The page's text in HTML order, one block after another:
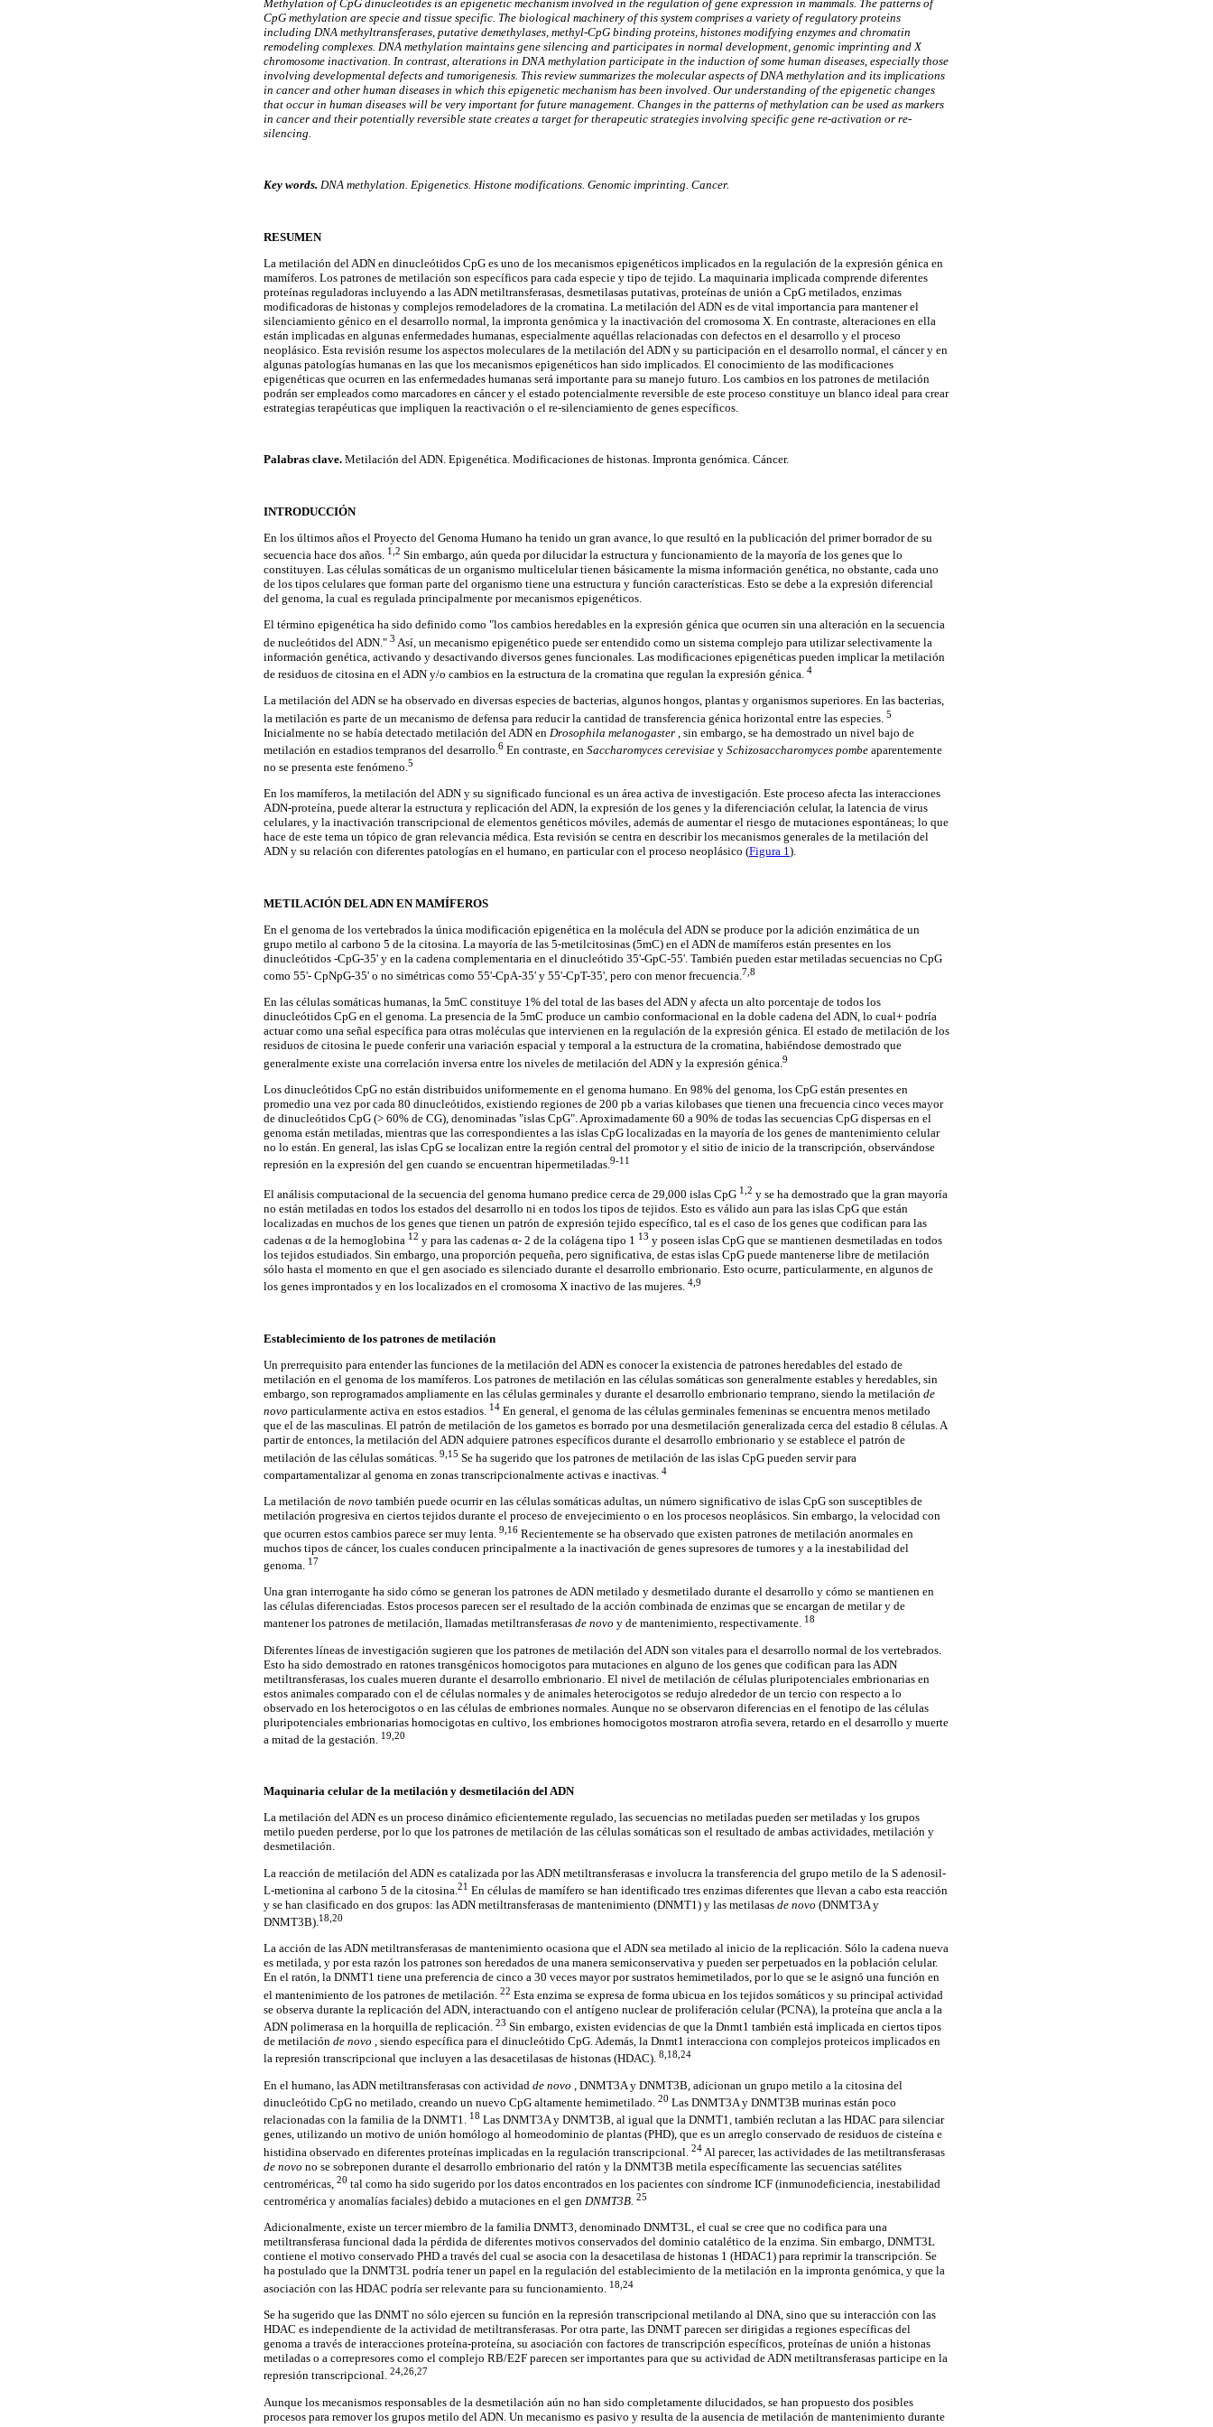
Methylation of CpG dinucleotides is an epigenetic mechanism involved in the regulation of gene expression in mammals. The patterns of
CpG methylation are specie and tissue specific. The biological machinery of this system comprises a variety of regulatory proteins
including DNA methyltransferases, putative demethylases, methyl-CpG binding proteins, histones modifying enzymes and chromatin
remodeling complexes. DNA methylation maintains gene silencing and participates in normal development, genomic imprinting and X
chromosome inactivation. In contrast, alterations in DNA methylation participate in the induction of some human diseases, especially those
involving developmental defects and tumorigenesis. This review summarizes the molecular aspects of DNA methylation and its implications
in cancer and other human diseases in which this epigenetic mechanism has been involved. Our understanding of the epigenetic changes
that occur in human diseases will be very important for future management. Changes in the patterns of methylation can be used as markers
in cancer and their potentially reversible state creates a target for therapeutic strategies involving specific gene re-activation or re-
silencing.
Key words. DNA methylation. Epigenetics. Histone modifications. Genomic imprinting. Cancer.
RESUMEN
La metilación del ADN en dinucleótidos CpG es uno de los mecanismos epigenéticos implicados en la regulación de la expresión génica en
mamíferos. Los patrones de metilación son específicos para cada especie y tipo de tejido. La maquinaria implicada comprende diferentes
proteínas reguladoras incluyendo a las ADN metiltransferasas, desmetilasas putativas, proteínas de unión a CpG metilados, enzimas
modificadoras de histonas y complejos remodeladores de la cromatina. La metilación del ADN es de vital importancia para mantener el
silenciamiento génico en el desarrollo normal, la impronta genómica y la inactivación del cromosoma X. En contraste, alteraciones en ella
están implicadas en algunas enfermedades humanas, especialmente aquéllas relacionadas con defectos en el desarrollo y el proceso
neoplásico. Esta revisión resume los aspectos moleculares de la metilación del ADN y su participación en el desarrollo normal, el cáncer y en
algunas patologías humanas en las que los mecanismos epigenéticos han sido implicados. El conocimiento de las modificaciones
epigenéticas que ocurren en las enfermedades humanas será importante para su manejo futuro. Los cambios en los patrones de metilación
podrán ser empleados como marcadores en cáncer y el estado potencialmente reversible de este proceso constituye un blanco ideal para crear
estrategias terapéuticas que impliquen la reactivación o el re-silenciamiento de genes específicos.
Palabras clave. Metilación del ADN. Epigenética. Modificaciones de histonas. Impronta genómica. Cáncer.
INTRODUCCIÓN
En los últimos años el Proyecto del Genoma Humano ha tenido un gran avance, lo que resultó en la publicación del primer borrador de su
secuencia hace dos años. 1,2 Sin embargo, aún queda por dilucidar la estructura y funcionamiento de la mayoría de los genes que lo
constituyen. Las células somáticas de un organismo multicelular tienen básicamente la misma información genética, no obstante, cada uno
de los tipos celulares que forman parte del organismo tiene una estructura y función características. Esto se debe a la expresión diferencial
del genoma, la cual es regulada principalmente por mecanismos epigenéticos.
El término epigenética ha sido definido como "los cambios heredables en la expresión génica que ocurren sin una alteración en la secuencia
de nucleótidos del ADN." 3 Así, un mecanismo epigenético puede ser entendido como un sistema complejo para utilizar selectivamente la
información genética, activando y desactivando diversos genes funcionales. Las modificaciones epigenéticas pueden implicar la metilación
de residuos de citosina en el ADN y/o cambios en la estructura de la cromatina que regulan la expresión génica. 4
La metilación del ADN se ha observado en diversas especies de bacterias, algunos hongos, plantas y organismos superiores. En las bacterias,
la metilación es parte de un mecanismo de defensa para reducir la cantidad de transferencia génica horizontal entre las especies. 5
Inicialmente no se había detectado metilación del ADN en Drosophila melanogaster , sin embargo, se ha demostrado un nivel bajo de
metilación en estadios tempranos del desarrollo. 6 En contraste, en Saccharomyces cerevisiae y Schizosaccharomyces pombe aparentemente
no se presenta este fenómeno.5
En los mamíferos, la metilación del ADN y su significado funcional es un área activa de investigación. Este proceso afecta las interacciones
ADN-proteína, puede alterar la estructura y replicación del ADN, la expresión de los genes y la diferenciación celular, la latencia de virus
celulares, y la inactivación transcripcional de elementos genéticos móviles, además de aumentar el riesgo de mutaciones espontáneas; lo que
hace de este tema un tópico de gran relevancia médica. Esta revisión se centra en describir los mecanismos generales de la metilación del
ADN y su relación con diferentes patologías en el humano, en particular con el proceso neoplásico (Figura 1).
METILACIÓN DEL ADN EN MAMÍFEROS
En el genoma de los vertebrados la única modificación epigenética en la molécula del ADN se produce por la adición enzimática de un
grupo metilo al carbono 5 de la citosina. La mayoría de las 5-metilcitosinas (5mC) en el ADN de mamíferos están presentes en los
dinucleótidos -CpG-35' y en la cadena complementaria en el dinucleótido 35'-GpC-55'. También pueden estar metiladas secuencias no CpG
como 55'- CpNpG-35' o no simétricas como 55'-CpA-35' y 55'-CpT-35', pero con menor frecuencia.7,8
En las células somáticas humanas, la 5mC constituye 1% del total de las bases del ADN y afecta un alto porcentaje de todos los
dinucleótidos CpG en el genoma. La presencia de la 5mC produce un cambio conformacional en la doble cadena del ADN, lo cual+ podría
actuar como una señal específica para otras moléculas que intervienen en la regulación de la expresión génica. El estado de metilación de los
residuos de citosina le puede conferir una variación espacial y temporal a la estructura de la cromatina, habiéndose demostrado que
generalmente existe una correlación inversa entre los niveles de metilación del ADN y la expresión génica. 9
Los dinucleótidos CpG no están distribuidos uniformemente en el genoma humano. En 98% del genoma, los CpG están presentes en
promedio una vez por cada 80 dinucleótidos, existiendo regiones de 200 pb a varias kilobases que tienen una frecuencia cinco veces mayor
de dinucleótidos CpG (> 60% de CG), denominadas "islas CpG". Aproximadamente 60 a 90% de todas las secuencias CpG dispersas en el
genoma están metiladas, mientras que las correspondientes a las islas CpG localizadas en la mayoría de los genes de mantenimiento celular
no lo están. En general, las islas CpG se localizan entre la región central del promotor y el sitio de inicio de la transcripción, observándose
represión en la expresión del gen cuando se encuentran hipermetiladas.9-11
El análisis computacional de la secuencia del genoma humano predice cerca de 29,000 islas CpG 1,2 y se ha demostrado que la gran mayoría
no están metiladas en todos los estados del desarrollo ni en todos los tipos de tejidos. Esto es válido aun para las islas CpG que están
localizadas en muchos de los genes que tienen un patrón de expresión tejido específico, tal es el caso de los genes que codifican para las
cadenas α de la hemoglobina 12 y para las cadenas α- 2 de la colágena tipo 1 13 y poseen islas CpG que se mantienen desmetiladas en todos
los tejidos estudiados. Sin embargo, una proporción pequeña, pero significativa, de estas islas CpG puede mantenerse libre de metilación
sólo hasta el momento en que el gen asociado es silenciado durante el desarrollo embrionario. Esto ocurre, particularmente, en algunos de
los genes improntados y en los localizados en el cromosoma X inactivo de las mujeres. 4,9
Establecimiento de los patrones de metilación
Un prerrequisito para entender las funciones de la metilación del ADN es conocer la existencia de patrones heredables del estado de
metilación en el genoma de los mamíferos. Los patrones de metilación en las células somáticas son generalmente estables y heredables, sin
embargo, son reprogramados ampliamente en las células germinales y durante el desarrollo embrionario temprano, siendo la metilación de
novo particularmente activa en estos estadios. 14 En general, el genoma de las células germinales femeninas se encuentra menos metilado
que el de las masculinas. El patrón de metilación de los gametos es borrado por una desmetilación generalizada cerca del estadio 8 células. A
partir de entonces, la metilación del ADN adquiere patrones específicos durante el desarrollo embrionario y se establece el patrón de
metilación de las células somáticas. 9,15 Se ha sugerido que los patrones de metilación de las islas CpG pueden servir para
compartamentalizar al genoma en zonas transcripcionalmente activas e inactivas. 4
La metilación de novo también puede ocurrir en las células somáticas adultas, un número significativo de islas CpG son susceptibles de
metilación progresiva en ciertos tejidos durante el proceso de envejecimiento o en los procesos neoplásicos. Sin embargo, la velocidad con
que ocurren estos cambios parece ser muy lenta. 9,16 Recientemente se ha observado que existen patrones de metilación anormales en
muchos tipos de cáncer, los cuales conducen principalmente a la inactivación de genes supresores de tumores y a la inestabilidad del
genoma.
17
Una gran interrogante ha sido cómo se generan los patrones de ADN metilado y desmetilado durante el desarrollo y cómo se mantienen en
las células diferenciadas. Estos procesos parecen ser el resultado de la acción combinada de enzimas que se encargan de metilar y de
mantener los patrones de metilación, llamadas metiltransferasas de novo y de mantenimiento, respectivamente. 18
Diferentes líneas de investigación sugieren que los patrones de metilación del ADN son vitales para el desarrollo normal de los vertebrados.
Esto ha sido demostrado en ratones transgénicos homocigotos para mutaciones en alguno de los genes que codifican para las ADN
metiltransferasas, los cuales mueren durante el desarrollo embrionario. El nivel de metilación de células pluripotenciales embrionarias en
estos animales comparado con el de células normales y de animales heterocigotos se redujo alrededor de un tercio con respecto a lo
observado en los heterocigotos o en las células de embriones normales. Aunque no se observaron diferencias en el fenotipo de las células
pluripotenciales embrionarias homocigotas en cultivo, los embriones homocigotos mostraron atrofia severa, retardo en el desarrollo y muerte
a mitad de la gestación.
19,20
Maquinaria celular de la metilación y desmetilación del ADN
La metilación del ADN es un proceso dinámico eficientemente regulado, las secuencias no metiladas pueden ser metiladas y los grupos
metilo pueden perderse, por lo que los patrones de metilación de las células somáticas son el resultado de ambas actividades, metilación y
desmetilación.
La reacción de metilación del ADN es catalizada por las ADN metiltransferasas e involucra la transferencia del grupo metilo de la S adenosil-
L-metionina al carbono 5 de la citosina. 21 En células de mamífero se han identificado tres enzimas diferentes que llevan a cabo esta reacción
y se han clasificado en dos grupos: las ADN metiltransferasas de mantenimiento (DNMT1) y las metilasas de novo (DNMT3A y
DNMT3B).18,20
La acción de las ADN metiltransferasas de mantenimiento ocasiona que el ADN sea metilado al inicio de la replicación. Sólo la cadena nueva
es metilada, y por esta razón los patrones son heredados de una manera semiconservativa y pueden ser perpetuados en la población celular.
En el ratón, la DNMT1 tiene una preferencia de cinco a 30 veces mayor por sustratos hemimetilados, por lo que se le asignó una función en
el mantenimiento de los patrones de metilación. 22 Esta enzima se expresa de forma ubicua en los tejidos somáticos y su principal actividad
se observa durante la replicación del ADN, interactuando con el antígeno nuclear de proliferación celular (PCNA), la proteína que ancla a la
ADN polimerasa en la horquilla de replicación. 23 Sin embargo, existen evidencias de que la Dnmt1 también está implicada en ciertos tipos
de metilación de novo , siendo específica para el dinucleótido CpG. Además, la Dnmt1 interacciona con complejos proteicos implicados en
la represión transcripcional que incluyen a las desacetilasas de histonas (HDAC). 8,18,24
En el humano, las ADN metiltransferasas con actividad de novo
, DNMT3A y DNMT3B, adicionan un grupo metilo a la citosina del
dinucleótido CpG no metilado, creando un nuevo CpG altamente hemimetilado. 20 Las DNMT3A y DNMT3B murinas están poco
relacionadas con la familia de la DNMT1. 18 Las DNMT3A y DNMT3B, al igual que la DNMT1, también reclutan a las HDAC para silenciar
genes, utilizando un motivo de unión homólogo al homeodominio de plantas (PHD), que es un arreglo conservado de residuos de cisteína e
histidina observado en diferentes proteínas implicadas en la regulación transcripcional. 24 Al parecer, las actividades de las metiltransferasas
de novo no se sobreponen durante el desarrollo embrionario del ratón y la DNMT3B metila específicamente las secuencias satélites
centroméricas, 20 tal como ha sido sugerido por los datos encontrados en los pacientes con síndrome ICF (inmunodeficiencia, inestabilidad
centromérica y anomalías faciales) debido a mutaciones en el gen DNMT3B. 25
Adicionalmente, existe un tercer miembro de la familia DNMT3, denominado DNMT3L, el cual se cree que no codifica para una
metiltransferasa funcional dada la pérdida de diferentes motivos conservados del dominio catalético de la enzima. Sin embargo, DNMT3L
contiene el motivo conservado PHD a través del cual se asocia con la desacetilasa de histonas 1 (HDAC1) para reprimir la transcripción. Se
ha postulado que la DNMT3L podría tener un papel en la regulación del establecimiento de la metilación en la impronta genómica, y que la
asociación con las HDAC podría ser relevante para su funcionamiento.
18,24
Se ha sugerido que las DNMT no sólo ejercen su función en la represión transcripcional metilando al DNA, sino que su interacción con las
HDAC es independiente de la actividad de metiltransferasas. Por otra parte, las DNMT parecen ser dirigidas a regiones específicas del
genoma a través de interacciones proteína-proteína, su asociación con factores de transcripción específicos, proteínas de unión a histonas
metiladas o a correpresores como el complejo RB/E2F parecen ser importantes para que su actividad de ADN metiltransferasas participe en la
represión transcripcional. 24,26,27
Aunque los mecanismos responsables de la desmetilación aún no han sido completamente dilucidados, se han propuesto dos posibles
procesos para remover los grupos metilo del ADN. Un mecanismo es pasivo y resulta de la ausencia de metilación de mantenimiento durante